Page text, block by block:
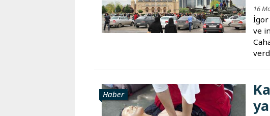
16
İgor
ve
Haber